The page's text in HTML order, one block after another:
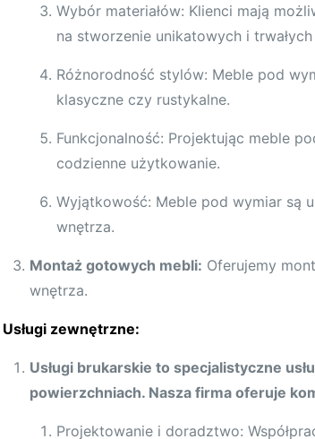
Wybór materiałów: Klienci mają
na stworzenie unikatowych i
Różnorodność stylów: Meble pod
klasyczne czy rustykalne.
Funkcjonalność: Projektując meble
codzienne użytkowanie.
Wyjątkowość: Meble pod wymiar są
wnętrza.
Montaż gotowych mebli: Oferujemy
wnętrza.
Usługi zewnętrzne:
Usługi brukarskie to specjalistyczne
powierzchniach. Nasza firma oferuje
Projektowanie i doradztwo: